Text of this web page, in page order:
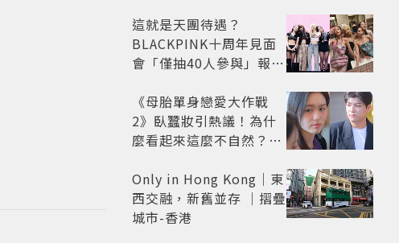
這就是天團待遇？
BLACKPINK十周年見面
會「僅抽40人參與」報名
怒了😡
《母胎單身戀愛大作戰
2》臥蠶妝引熱議！為什
麼看起來這麼不自然？彩
Only in Hong Kong｜東
西交融，新舊並存 ｜摺疊
城市-香港